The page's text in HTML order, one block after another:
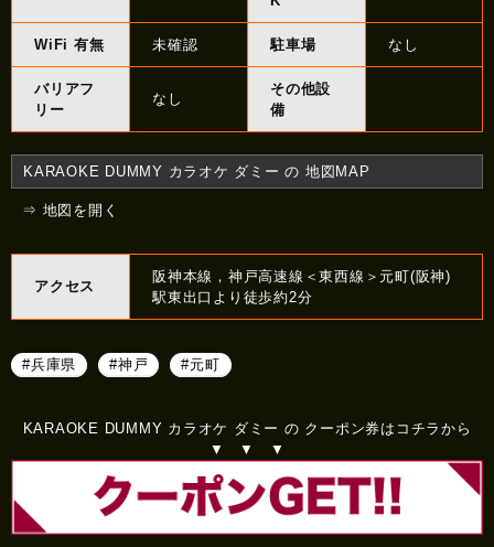
WiFi 有無 未確認 駐車場 なし
バリアフ
リー
なし
その他設
備
KARAOKE DUMMY カラオケ ダミー の 地図MAP
⇒ 地図を開く
アクセス
阪神本線，神戸高速線＜東西線＞元町(阪神)
駅東出口より徒歩約2分
#兵庫県 #神戸 #元町
KARAOKE DUMMY カラオケ ダミー の クーポン券はコチラから
▼ ▼ ▼